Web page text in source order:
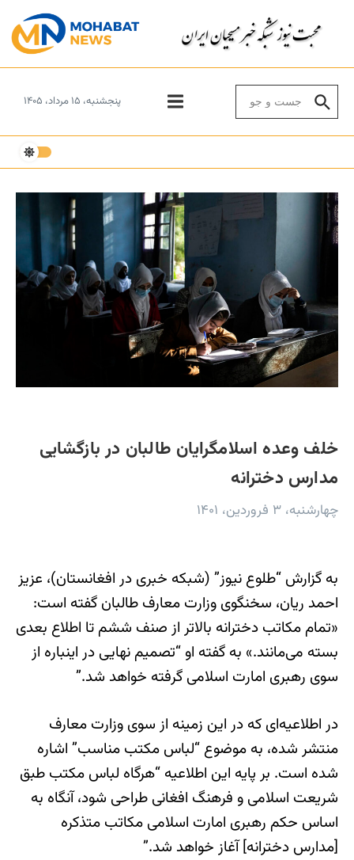
پنجشنبه، ۱۵ مرداد، ۱۴۰۵
خلف وعده اسلامگرایان طالبان در بازگشایی
مدارس دخترانه
چهارشنبه، ۳ فروردین، ۱۴۰۱
به گزارش “طلوع نیوز” (شبکه خبری در افغانستان)، عزیز
احمد ریان، سخنگوی وزارت معارف طالبان گفته است:
«تمام مکاتب دخترانه بالاتر از صنف ششم تا اطلاع بعدی
بسته می‌مانند.» به گفته او “تصمیم نهایی در اینباره از
سوی رهبری امارت اسلامی گرفته خواهد شد.”
در اطلاعیه‌‌‌ای که در این زمینه از سوی وزارت معارف
منتشر شده، به موضوع “لباس مکتب مناسب” اشاره
شده است. بر پایه این اطلاعیه “هرگاه لباس مکتب طبق
شریعت اسلامی و فرهنگ افغانی طراحی شود، آنگاه به
اساس حکم رهبری امارت اسلامی مکاتب متذکره
[مدارس دخترانه] آغاز خواهد شد.”